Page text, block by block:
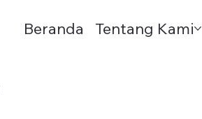
Beranda Tentang Kami